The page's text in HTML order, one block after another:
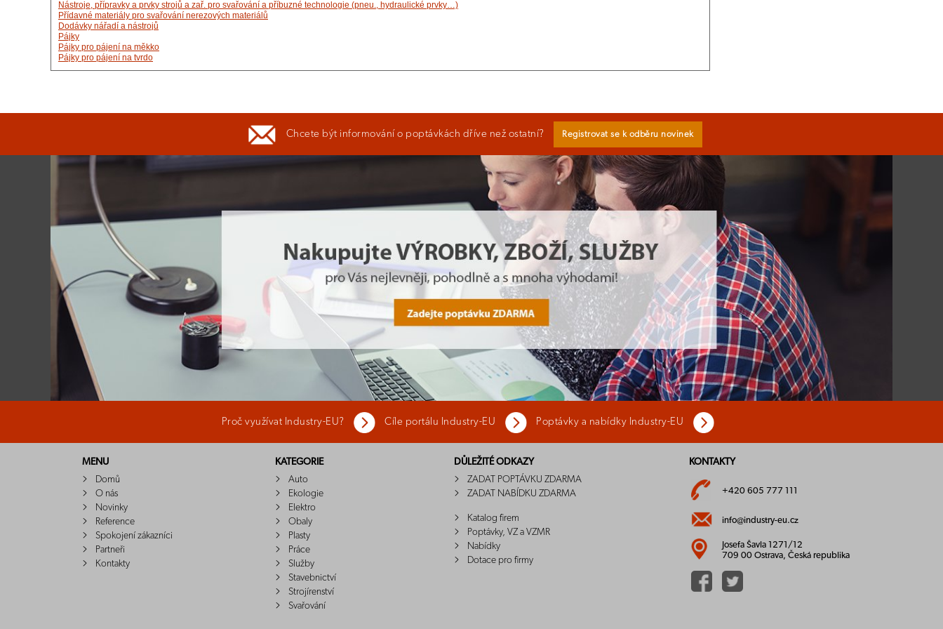
Nástroje, přípravky a prvky strojů a zař. pro svařování a příbuzné technologie (pneu., hydraulické prvky…)
Přídavné materiály pro svařování nerezových materiálů
Dodávky nářadí a nástrojů
Pájky
Pájky pro pájení na měkko
Pájky pro pájení na tvrdo
Chcete být informování o poptávkách dříve než ostatní? Registrovat se k odběru novinek
Proč využívat Industry-EU? Cíle portálu Industry-EU Poptávky a nabídky Industry-EU
MENU
Domů
O nás
Novinky
Reference
Spokojení zákazníci
Partneři
Kontakty
KATEGORIE
Auto
Ekologie
Elektro
Obaly
Plasty
Práce
Služby
Stavebnictví
Strojírenství
Svařování
DŮLEŽITÉ ODKAZY
ZADAT POPTÁVKU ZDARMA
ZADAT NABÍDKU ZDARMA
Katalog firem
Poptávky, VZ a VZMR
Nabídky
Dotace pro firmy
KONTAKTY
+420 605 777 111
info@industry-eu.cz
Josefa Šavla 1271/12
709 00 Ostrava, Česká republika